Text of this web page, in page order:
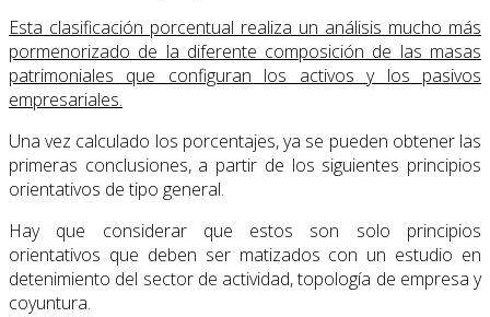
Esta clasificación porcentual realiza un análisis mucho más
pormenorizado de la diferente composición de las masas
patrimoniales que configuran los activos y los pasivos
empresariales.
Una vez calculado los porcentajes, ya se pueden obtener las
primeras conclusiones, a partir de los siguientes principios
orientativos de tipo general.
Hay que considerar que estos son solo principios
orientativos que deben ser matizados con un estudio en
detenimiento del sector de actividad, topología de empresa y
coyuntura.